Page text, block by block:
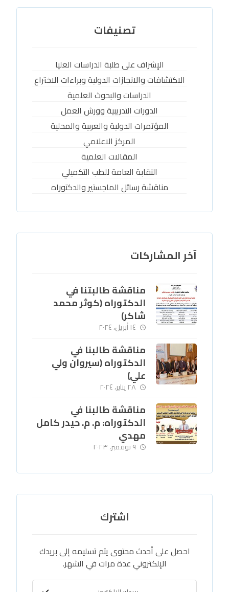
تصنيفات
الإشراف على طلبة الدراسات العليا
الاكتشافات والانجازات الدولية وبراءات الاختراع
الدراسات والبحوث العلمية
الدورات التدريبية وورش العمل
المؤتمرات الدولية والعربية والمحلية
المركز الاعلامي
المقالات العلمية
النقابة العامة للطب التكميلي
مناقشة رسائل الماجستير والدكتوراه
آخر المشاركات
مناقشة طالبتنا في
الدكتوراه (كوثر محمد
شاكر)
١٤ أبريل، ٢٠٢٤
مناقشة طالبنا في
الدكتوراه (سيروان ولي
علي)
٢٨ يناير، ٢٠٢٤
مناقشة طالبنا في
الدكتوراه: م. م. حيدر كامل
مهدي
٩ نوفمبر، ٢٠٢٣
اشترك
احصل على أحدث محتوى يتم تسليمه إلى بريدك
الإلكتروني عدة مرات في الشهر.